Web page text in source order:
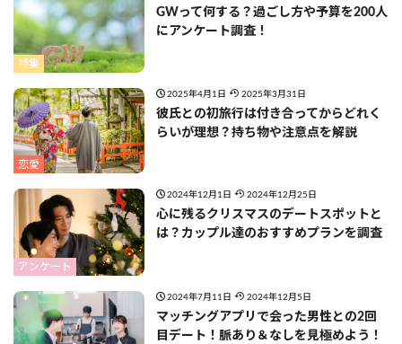
特集
GWって何する？過ごし方や予算を200人
にアンケート調査！
恋愛
2025年4月1日 2025年3月31日
彼氏との初旅行は付き合ってからどれく
らいが理想？持ち物や注意点を解説
アンケート
2024年12月1日 2024年12月25日
心に残るクリスマスのデートスポットと
は？カップル達のおすすめプランを調査
2024年7月11日 2024年12月5日
マッチングアプリで会った男性との2回
目デート！脈あり＆なしを見極めよう！